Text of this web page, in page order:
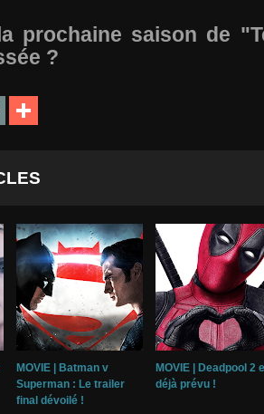
prochaine saison de
?
MOVIE | Batman v
Superman : Le trailer
final dévoilé !
MOVIE | Deadpool 2
déjà prévu !